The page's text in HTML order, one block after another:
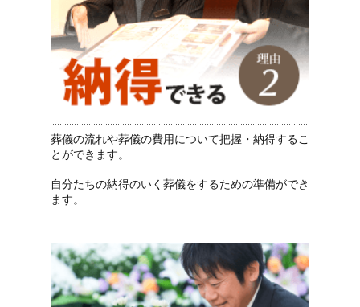
葬儀の流れや葬儀の費用について把握・納得するこ
とができます。
自分たちの納得のいく葬儀をするための準備ができ
ます。